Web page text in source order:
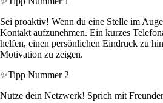
Sei proaktiv! Wenn du eine Stelle im
Kontakt aufzunehmen. Ein kurzes
helfen, einen persönlichen Eindruck zu
Motivation zu zeigen.
✨Tipp Nummer 2
Nutze dein Netzwerk! Sprich mit